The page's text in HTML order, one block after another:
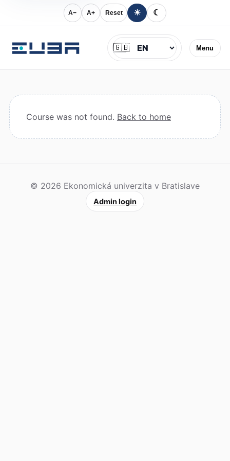
A− A+ Reset ☀ ☾
Menu
Jazyk
🇬🇧
Course was not found. Back to home
© 2026 Ekonomická univerzita v Bratislave
Admin login